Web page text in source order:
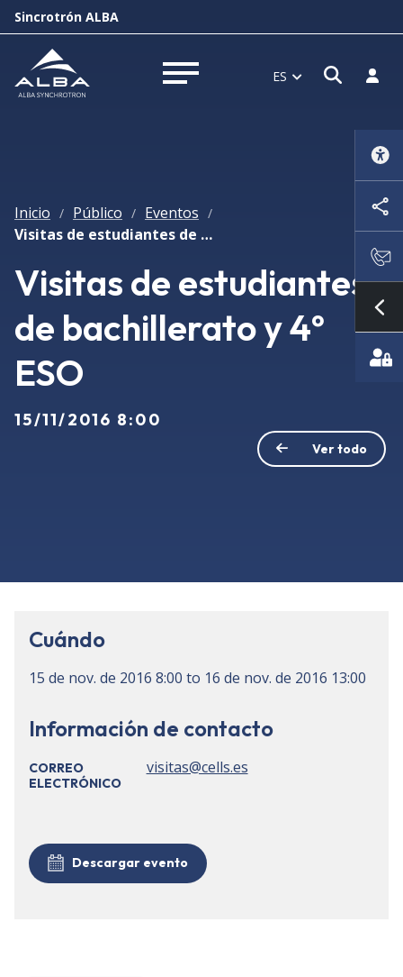
Sincrotrón ALBA
Abrir menú ES Abrir
Inicio / Público / Eventos /
Visitas de estudiantes de bachillerato y 4º ESO
Visitas de estudiantes
de bachillerato y 4º
ESO
15/11/2016 8:00
Ver todo
Cuándo
15 de nov. de 2016 8:00 to 16 de nov. de 2016 13:00
Información de contacto
CORREO
ELECTRÓNICO
visitas@cells.es
Descargar evento